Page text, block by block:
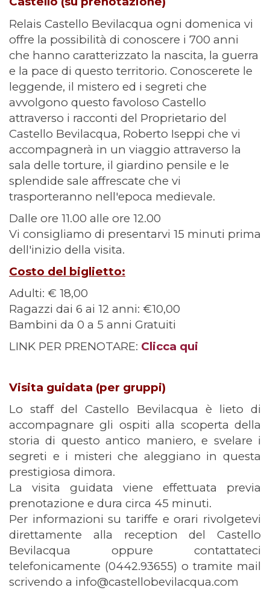
Relais Castello Bevilacqua ogni domenica vi
offre la possibilità di conoscere i 700 anni
che hanno caratterizzato la nascita, la guerra
e la pace di questo territorio. Conoscerete le
leggende, il mistero ed i segreti che
avvolgono questo favoloso Castello
attraverso i racconti del Proprietario del
Castello Bevilacqua, Roberto Iseppi che vi
accompagnerà in un viaggio attraverso la
sala delle torture, il giardino pensile e le
splendide sale affrescate che vi
trasporteranno nell'epoca medievale.
Dalle ore 11.00 alle ore 12.00
Vi consigliamo di presentarvi 15 minuti prima
dell'inizio della visita.
Costo del biglietto:
Adulti: € 18,00
Ragazzi dai 6 ai 12 anni: €10,00
Bambini da 0 a 5 anni Gratuiti
LINK PER PRENOTARE: Clicca qui
Visita guidata (per gruppi)
Lo staff del Castello Bevilacqua è lieto di
accompagnare gli ospiti alla scoperta della
storia di questo antico maniero, e svelare i
segreti e i misteri che aleggiano in questa
prestigiosa dimora.
La visita guidata viene effettuata previa
prenotazione e dura circa 45 minuti.
Per informazioni su tariffe e orari rivolgetevi
direttamente alla reception del Castello
Bevilacqua oppure contattateci
telefonicamente (0442.93655) o tramite mail
scrivendo a info@castellobevilacqua.com